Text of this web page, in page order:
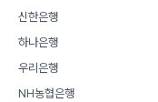
신한은행
하나은행
우리은행
NH농협은행